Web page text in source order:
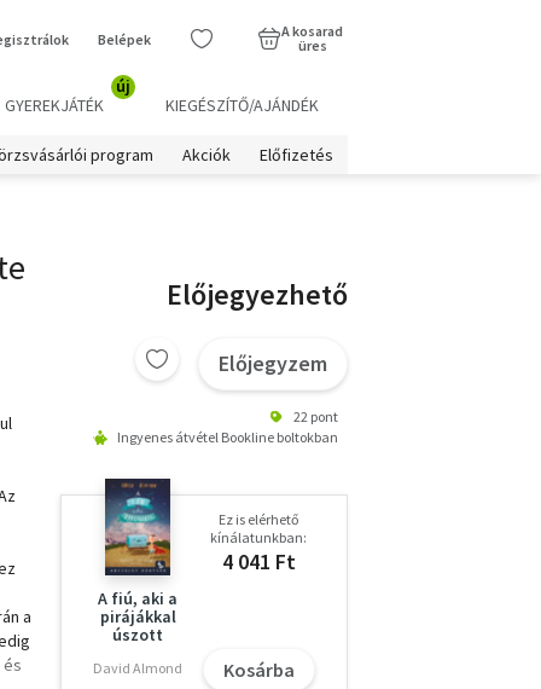
Belépek
A kosarad
üres
GYEREKJÁTÉK
új
KIEGÉSZÍTŐ/AJÁNDÉK
program Akciók Előfizetés
a
Előjegyezhető
Előjegyzem
22 pont
Ingyenes átvétel Bookline boltokban
A fiú, aki a
pirájákkal
úszott
David Almond
Ez is elérhető
kínálatunkban:
4 041 Ft
Kosárba